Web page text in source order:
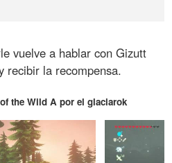
vuelve a hablar con Gizutt
recibir la recompensa.
the Wild A por el glaciarok